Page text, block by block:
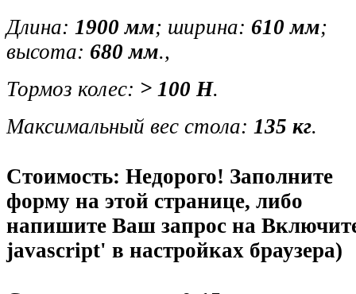
Длина: 1900 мм; ширина: 610 мм;
высота: 680 мм.,
Тормоз колес: > 100 Н.
Максимальный вес стола: 135 кг.
Стоимость: Недорого! Заполните
форму на этой странице, либо
напишите Ваш запрос на
javascript' в настройках браузера)